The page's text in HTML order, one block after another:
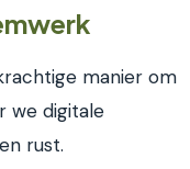
manier om
we digitale
rust.